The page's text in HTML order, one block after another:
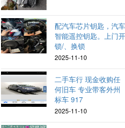
配汽车芯片钥匙，汽
智能遥控钥匙。上门
锁/、换锁
2025-11-10
二手车行 现金收购任
何旧车 专业带客外州
标车 917
2025-11-10